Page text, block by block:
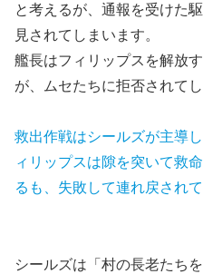
と考えるが、通報を受けた
見されてしまいます。
艦長はフィリップスを解放
が、ムセたちに拒否されてし
救出作戦はシールズが主導
ィリップスは隙を突いて救
るも、失敗して連れ戻されて
シールズは「村の長老たち